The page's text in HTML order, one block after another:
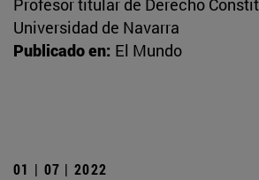
Profesor titular de Derecho
Universidad de Navarra
Publicado en: El Mundo
01 | 07 | 2022